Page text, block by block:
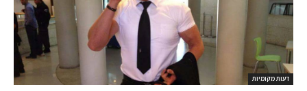
דעות מקומיות